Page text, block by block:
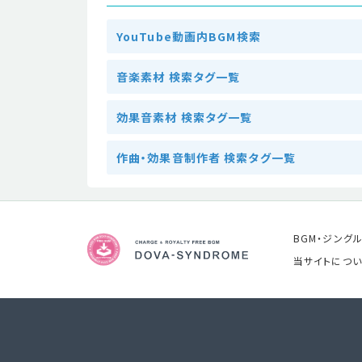
YouTube動画内BGM検索
音楽素材 検索タグ一覧
効果音素材 検索タグ一覧
作曲・効果音制作者 検索タグ一覧
BGM・ジングル
当サイトにつ